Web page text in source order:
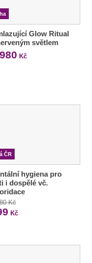
Glow Ritual
světlem
Kč
ČR
hygiena pro
i dospělé vč.
Kč
Kč